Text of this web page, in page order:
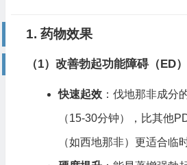
1. 药物效果
（1）改善勃起功能障碍（ED）
快速起效：伐地那非成分
（15-30分钟），比其他
（如西地那非）更适合临